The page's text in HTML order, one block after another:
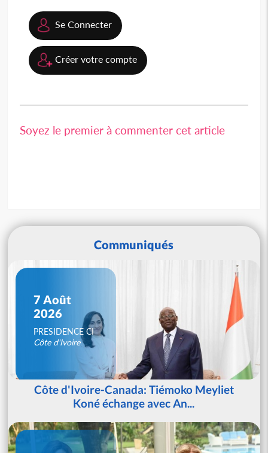
Se Connecter
Créer votre compte
Soyez le premier à commenter cet article
Communiqués
7 Août
2026
PRESIDENCE CI
Côte d'Ivoire
Côte d'Ivoire-Canada: Tiémoko Meyliet
Koné échange avec An...